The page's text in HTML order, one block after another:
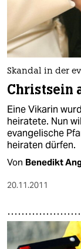
Skandal in der
Christsein
Eine Vikarin
heiratete. Nun
evangelische
heiraten dürfen.
Von Benedikt
20.11.2011